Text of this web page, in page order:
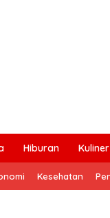
Hiburan Kuliner
Kesehatan